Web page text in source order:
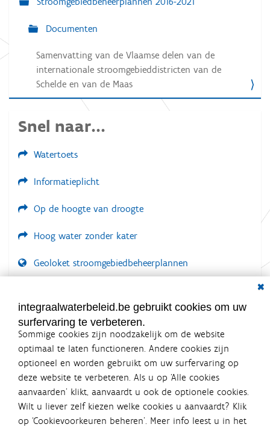
t
Documenten
Samenvatting van de Vlaamse delen van de
internationale stroomgebieddistricten van de
Schelde en van de Maas
Snel naar...
Watertoets
Informatieplicht
Op de hoogte van droogte
Hoog water zonder kater
Geoloket stroomgebiedbeheerplannen
LOGIN VEREIST
integraalwaterbeleid.be gebruikt cookies om uw
surfervaring te verbeteren.
Sommige cookies zijn noodzakelijk om de website
optimaal te laten functioneren. Andere cookies zijn
optioneel en worden gebruikt om uw surfervaring op
deze website te verbeteren. Als u op ‘Alle cookies
aanvaarden’ klikt, aanvaardt u ook de optionele cookies.
Wilt u liever zelf kiezen welke cookies u aanvaardt? Klik
op ‘Cookievoorkeuren beheren’. Meer info leest u in het
Integraalwaterbeleid.be is een
officiële website van de Vlaamse
overheid
uitgegeven door Coördinatiecommissie Integraal
Waterbeleid